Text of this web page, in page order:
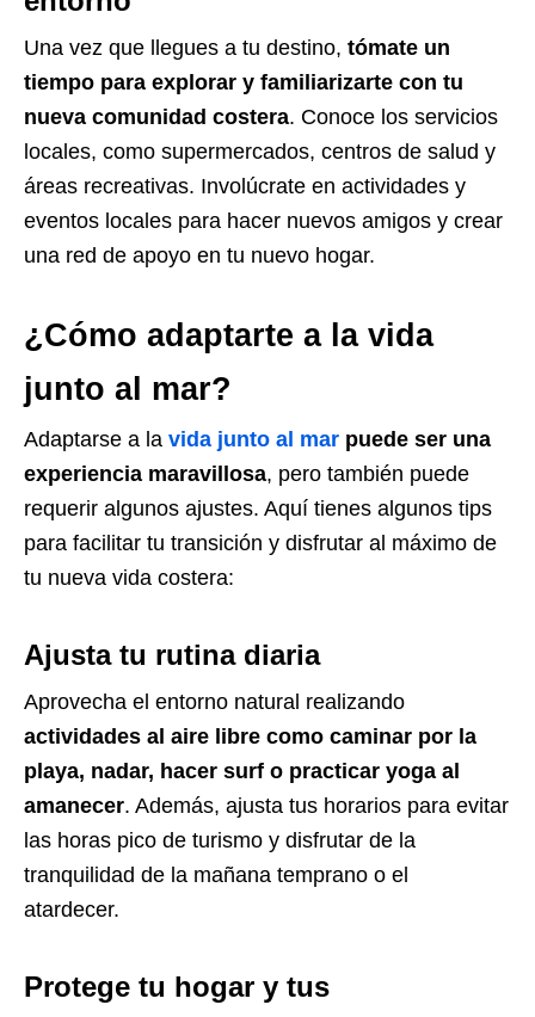
Una vez que llegues a tu destino, tómate un
tiempo para explorar y familiarizarte con tu
nueva comunidad costera. Conoce los servicios
locales, como supermercados, centros de salud y
áreas recreativas. Involúcrate en actividades y
eventos locales para hacer nuevos amigos y crear
una red de apoyo en tu nuevo hogar.
¿Cómo adaptarte a la vida
junto al mar?
Adaptarse a la vida junto al mar puede ser una
experiencia maravillosa, pero también puede
requerir algunos ajustes. Aquí tienes algunos tips
para facilitar tu transición y disfrutar al máximo de
tu nueva vida costera:
Ajusta tu rutina diaria
Aprovecha el entorno natural realizando
actividades al aire libre como caminar por la
playa, nadar, hacer surf o practicar yoga al
amanecer. Además, ajusta tus horarios para evitar
las horas pico de turismo y disfrutar de la
tranquilidad de la mañana temprano o el
atardecer.
Protege tu hogar y tus